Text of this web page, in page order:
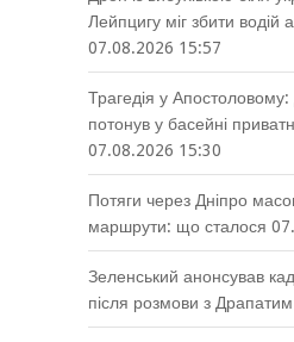
Лейпцигу міг збити водій
07.08.2026 15:57
Трагедія у
потонув у басейні
07.08.2026 15:30
Потяги через Дніпро
маршрути: що сталося
Зеленський анонсував
після розмови з Драпатим